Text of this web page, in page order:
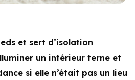
et sert d’isolation
un intérieur terne et
si elle n’était pas un lieu